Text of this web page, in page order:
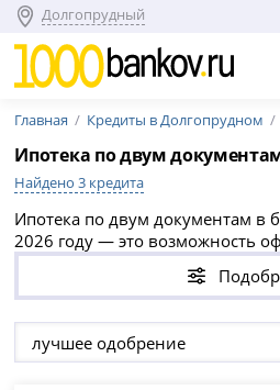
Долгопрудный
Главная Кредиты в Долгопрудном
Ипотека по двум
Найдено 3 кредита
Ипотека по двум документам в
2026 году — это возможность
подтверждения дохода на срок
17.563%. Выберите
онлайн-заявку на официальном
лучшее одобрение